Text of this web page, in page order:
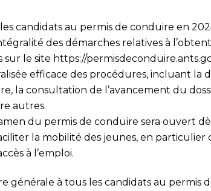
candidats au permis de conduire en
des démarches relatives à
sur le site https://
efficace des procédures, incluant la
la consultation de l’avancement du
autres.
du permis de conduire sera ouvert
la mobilité des jeunes, en particulier
à l’emploi.
générale à tous les candidats au permis